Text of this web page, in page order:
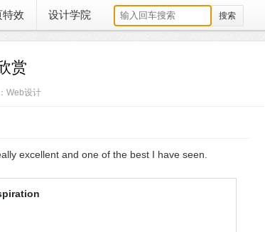
特效 设计学院
赏
Web设计
excellent and one of the best I have seen.